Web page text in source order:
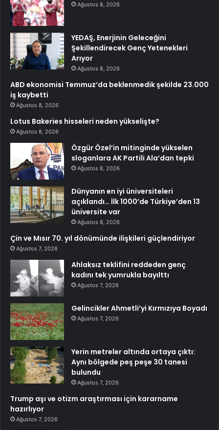
Ağustos 8, 2026
YEDAŞ, Enerjinin Geleceğini
Şekillendirecek Genç Yetenekleri
Arıyor
Ağustos 8, 2026
ABD ekonomisi Temmuz’da beklenmedik şekilde 23.000
iş kaybetti
Ağustos 8, 2026
Lotus Bakeries hisseleri neden yükselişte?
Ağustos 8, 2026
Özgür Özel’in mitinginde yükselen
sloganlara AK Partili Ala’dan tepki
Ağustos 8, 2026
Dünyanın en iyi üniversiteleri
açıklandı… İlk 1000’de Türkiye’den 13
üniversite var
Ağustos 8, 2026
Çin ve Mısır 70. yıl dönümünde ilişkileri güçlendiriyor
Ağustos 7, 2026
Ahlaksız teklifini reddeden genç
kadını tek yumrukla bayılttı
Ağustos 7, 2026
Gelincikler Ahmetli’yi Kırmızıya Boyadı
Ağustos 7, 2026
Yerin metreler altında ortaya çıktı:
Aynı bölgede peş peşe 30 tanesi
bulundu
Ağustos 7, 2026
Trump aşı ve otizm araştırması için kararname
hazırlıyor
Ağustos 7, 2026